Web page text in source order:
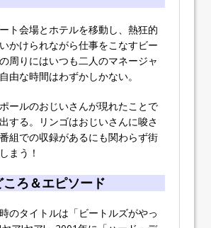
ト会場とホテルを移動し、熱狂的
かけられながら仕事をこなすビー
周りにはいつも二人のマネージャ
由な時間はわずかしかない。
ールのおじいさんが現れたことで
する。リンゴはおじいさんに唆さ
組での収録があるにも関わらず街
まう！
ろ＆エピソード
のタイトルは「ビートルズがやっ